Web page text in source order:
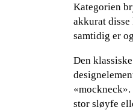
Kategorien
akkurat
samtidig er
Den
stor sløyfe